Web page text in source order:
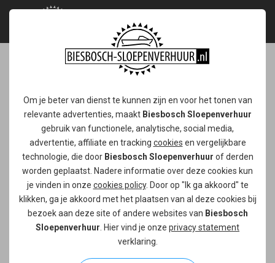
Om je beter van dienst te kunnen zijn en voor het tonen van
relevante advertenties, maakt Biesbosch Sloepenverhuur
gebruik van functionele, analytische, social media,
advertentie, affiliate en tracking cookies en vergelijkbare
technologie, die door Biesbosch Sloepenverhuur of derden
worden geplaatst. Nadere informatie over deze cookies kun
je vinden in onze cookies policy. Door op "Ik ga akkoord" te
klikken, ga je akkoord met het plaatsen van al deze cookies bij
bezoek aan deze site of andere websites van Biesbosch
Sloepenverhuur . Hier vind je onze privacy statement
verklaring.
Vaarbon 10 personen
deluxe
Ga met tien personen erop uit met deze deluxe
sloep. Geef een onvergetelijke dag op het water
cadeau met deze vaarbon!